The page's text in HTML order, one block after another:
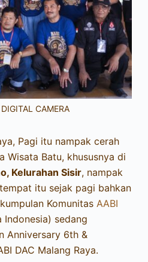
CAMERA
Pagi itu nampak cerah
Wisata Batu, khususnya di
Kelurahan Sisir, nampak
itu sejak pagi bahkan
Komunitas AABI
Indonesia) sedang
Anniversary 6th &
DAC Malang Raya.